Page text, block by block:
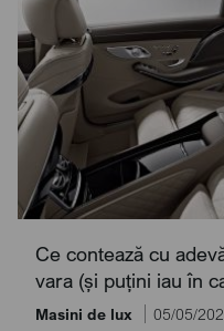
Ce contează cu
vara (și puțini iau în
Masini de lux 05/05/